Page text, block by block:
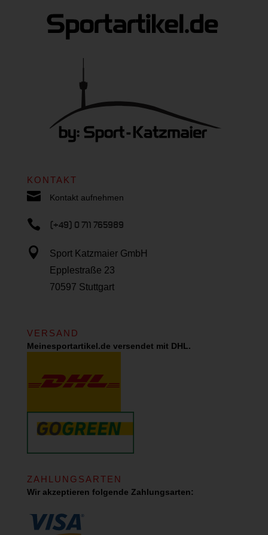
KONTAKT
 Kontakt aufnehmen
 (+49) 0 711 765989

Sport Katzmaier GmbH
Epplestraße 23
70597 Stuttgart
VERSAND
Meinesportartikel.de versendet mit DHL.
ZAHLUNGSARTEN
Wir akzeptieren folgende Zahlungsarten: